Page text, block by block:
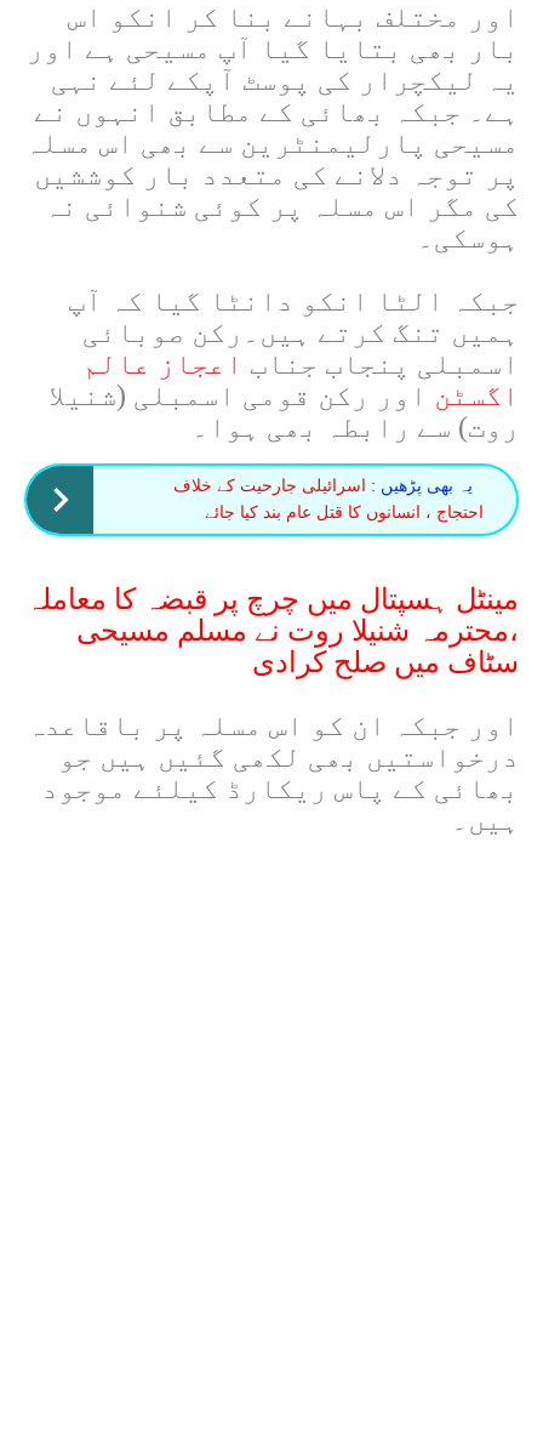
اور مختلف بہانے بنا کر انکو اس
بار بھی بتایا گیا آپ مسیحی ہے اور
یہ لیکچرار کی پوسٹ آپکے لئے نہی
ہے۔ جبکہ بھائی کے مطابق انہوں نے
مسیحی پارلیمنٹرین سے بھی اس مسلہ
پر توجہ دلانے کی متعدد بار کوششیں
کی مگر اس مسلہ پر کوئی شنوائی نہ
ہوسکی۔
جبکہ الٹا انکو دانٹا گیا کہ آپ
ہمیں تنگ کرتے ہیں۔رکن صوبائی
اسمبلی پنجاب جناب اعجاز عالم
اگسٹن اور رکن قومی اسمبلی (شنیلا
روت) سے رابطہ بھی ہوا۔
یہ بھی پڑھیں : اسرائیلی جارحیت کے خلاف
احتجاج ، انسانوں کا قتل عام بند کیا جائے
مینٹل ہسپتال میں چرچ پر قبضہ کا معاملہ
،محترمہ شنیلا روت نے مسلم مسیحی
سٹاف میں صلح کرادی
اور جبکہ ان کو اس مسلہ پر باقاعدہ
درخواستیں بھی لکھی گئیں ہیں جو
بھائی کے پاس ریکارڈ کیلئے موجود
ہیں۔